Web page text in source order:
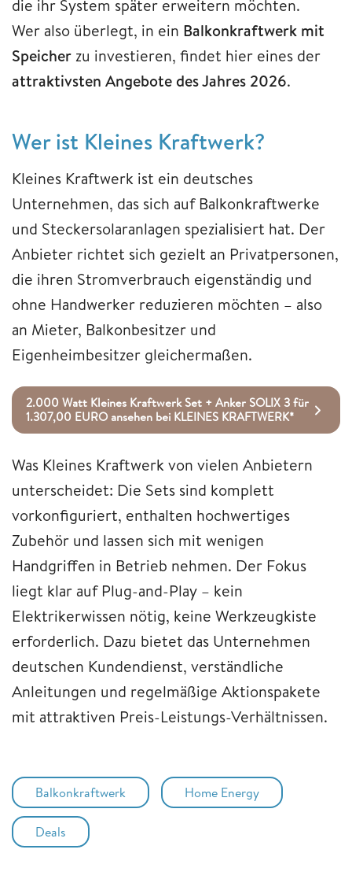
die ihr System später erweitern möchten.
Wer also überlegt, in ein Balkonkraftwerk mit
Speicherzu investieren, findet hier eines der
attraktivsten Angebote des Jahres 2026.
Wer ist Kleines Kraftwerk?
Kleines Kraftwerk ist ein deutsches
Unternehmen, das sich auf Balkonkraftwerke
und Steckersolaranlagen spezialisiert hat. Der
Anbieter richtet sich gezielt an Privatpersonen,
die ihren Stromverbrauch eigenständig und
ohne Handwerker reduzieren möchten – also
an Mieter, Balkonbesitzer und
Eigenheimbesitzer gleichermaßen.
2.000 Watt Kleines Kraftwerk Set + Anker SOLIX 3 für
1.307,00 EURO ansehen bei KLEINES KRAFTWERK*
Was Kleines Kraftwerk von vielen Anbietern
unterscheidet: Die Sets sind komplett
vorkonfiguriert, enthalten hochwertiges
Zubehör und lassen sich mit wenigen
Handgriffen in Betrieb nehmen. Der Fokus
liegt klar auf Plug-and-Play – kein
Elektrikerwissen nötig, keine Werkzeugkiste
erforderlich. Dazu bietet das Unternehmen
deutschen Kundendienst, verständliche
Anleitungen und regelmäßige Aktionspakete
mit attraktiven Preis-Leistungs-Verhältnissen.
Balkonkraftwerk Home Energy
Deals